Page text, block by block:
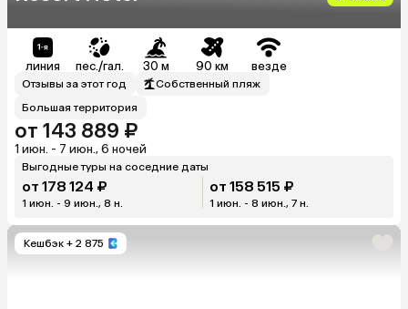
линия пес./гал. 30 м 90 км везде
Отзывы за этот год
Собственный пляж
Большая территория
от 143 889 ₽
1 июн. - 7 июн., 6 ночей
Выгодные туры на соседние даты
от 178 124 ₽
1 июн. - 9 июн., 8 н.
от 158 515 ₽
1 июн. - 8 июн., 7 н.
Кешбэк + 2 875